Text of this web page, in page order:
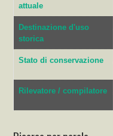
attuale
Destinazione d'uso
storica
Stato di conservazione
Rilevatore / compilatore